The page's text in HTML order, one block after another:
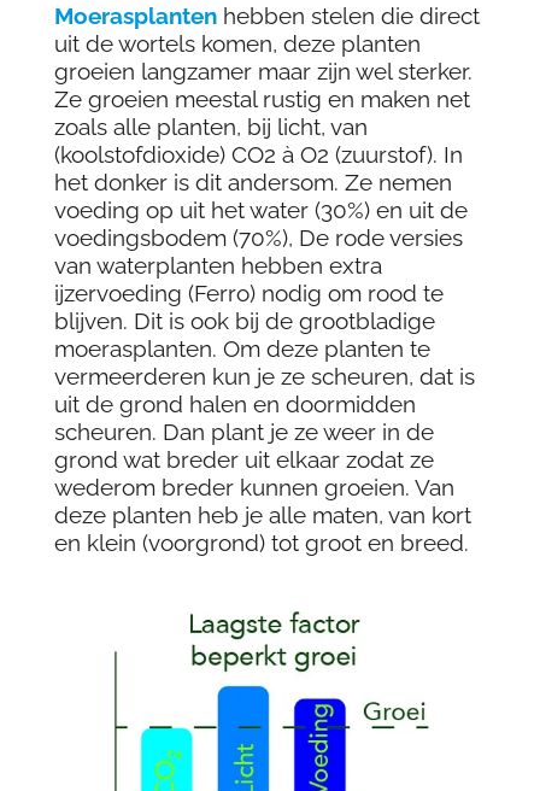
Moerasplantenhebben stelen die direct
uit de wortels komen, deze planten
groeien langzamer maar zijn wel sterker.
Ze groeien meestal rustig en maken net
zoals alle planten, bij licht, van
(koolstofdioxide) CO2 à O2 (zuurstof). In
het donker is dit andersom. Ze nemen
voeding op uit het water (30%) en uit de
voedingsbodem (70%), De rode versies
van waterplanten hebben extra
ijzervoeding (Ferro) nodig om rood te
blijven. Dit is ook bij de grootbladige
moerasplanten. Om deze planten te
vermeerderen kun je ze scheuren, dat is
uit de grond halen en doormidden
scheuren. Dan plant je ze weer in de
grond wat breder uit elkaar zodat ze
wederom breder kunnen groeien. Van
deze planten heb je alle maten, van kort
en klein (voorgrond) tot groot en breed.